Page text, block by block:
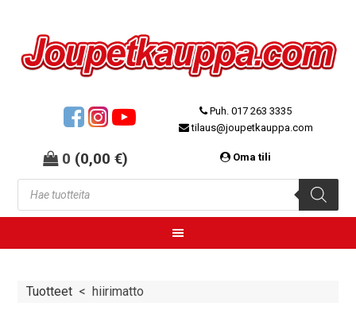
0 (0,00€)
Puh. 017 263 3335
tilaus@joupetkauppa.com
Oma tili
Tuotteet <hiirimatto